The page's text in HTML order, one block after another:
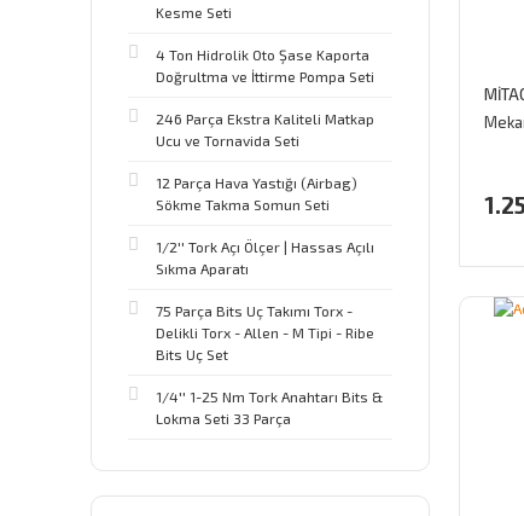
Kesme Seti
4 Ton Hidrolik Oto Şase Kaporta
Doğrultma ve İttirme Pompa Seti
246 Parça Ekstra Kaliteli Matkap
Ucu ve Tornavida Seti
12 Parça Hava Yastığı (Airbag)
Sökme Takma Somun Seti
1/2'' Tork Açı Ölçer | Hassas Açılı
Sıkma Aparatı
75 Parça Bits Uç Takımı Torx -
Delikli Torx - Allen - M Tipi - Ribe
Bits Uç Set
1/4'' 1-25 Nm Tork Anahtarı Bits &
Lokma Seti 33 Parça